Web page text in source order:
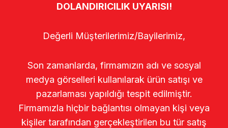
DOLANDIRICILIK UYARISI!
Değerli Müşterilerimiz/Bayilerimiz,
Son zamanlarda, firmamızın adı ve sosyal
medya görselleri kullanılarak ürün satışı ve
pazarlaması yapıldığı tespit edilmiştir.
Firmamızla hiçbir bağlantısı olmayan kişi veya
kişiler tarafından gerçekleştirilen bu tür satış